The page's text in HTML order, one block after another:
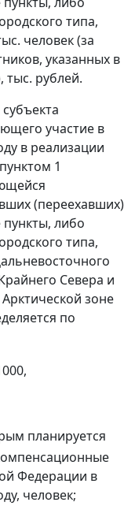
типа,
человек (за
указанных в
тыс. рублей.
участие в
в реализации
1
(переехавших)
пункты, либо
типа,
Севера и
зоне
по
планируется
Федерации в
человек;